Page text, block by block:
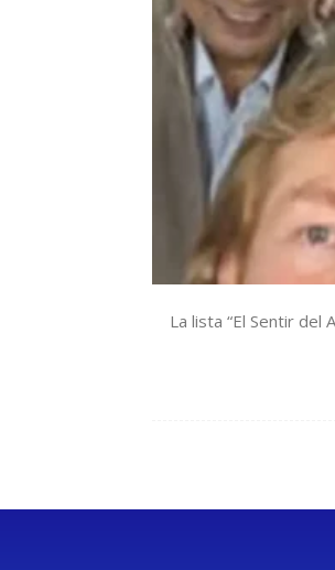
La lista “El Sentir del